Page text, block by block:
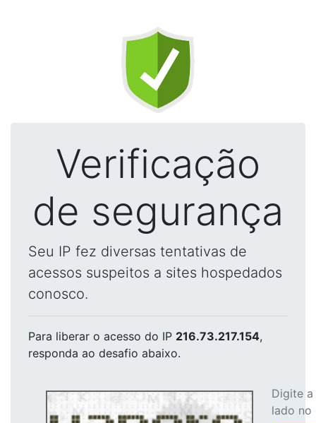
Verificação
de segurança
Seu IP fez diversas tentativas de
acessos suspeitos a sites hospedados
conosco.
Para liberar o acesso do IP 216.73.217.154,
responda ao desafio abaixo.
Digite
lado no